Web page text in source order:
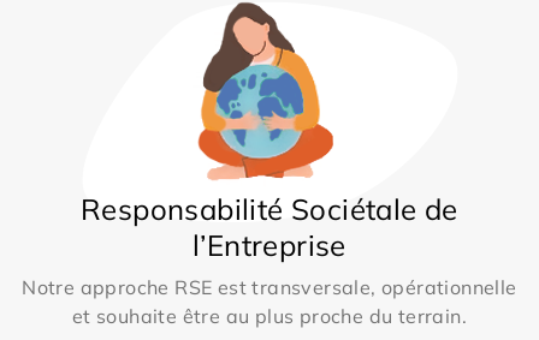
Responsabilité Sociétale de
l’Entreprise
Notre approche RSE est transversale, opérationnelle
et souhaite être au plus proche du terrain.